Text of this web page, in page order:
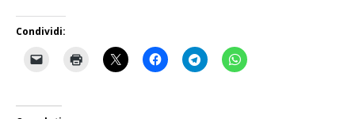
Condividi: